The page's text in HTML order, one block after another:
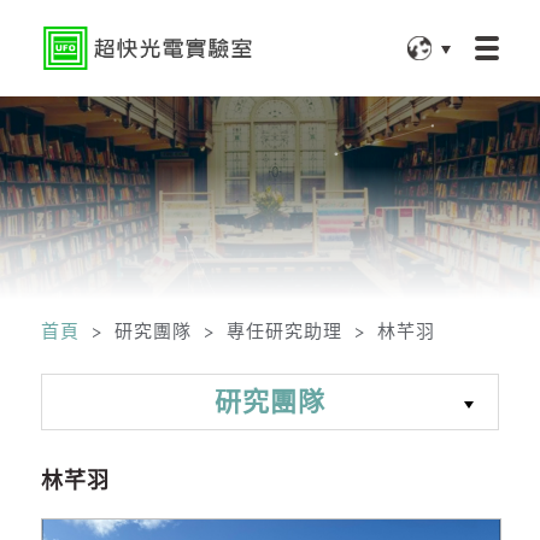
首頁 > 研究團隊 > 專任研究助理 > 林芊羽
研究團隊
林芊羽